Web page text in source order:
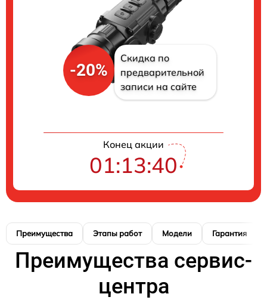
-20%
Скидка по
предварительной
записи на сайте
Конец акции
01:13:40
Преимущества Этапы работ Модели Гарантия
Преимущества сервис-
центра